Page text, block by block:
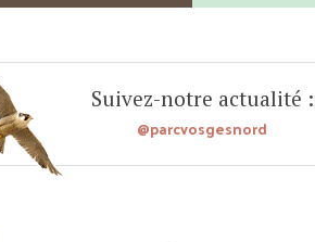
Suivez-notre actualité :
@parcvosgesnord